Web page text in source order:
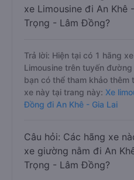
xe Limousine đi An Khê
Trọng - Lâm Đồng?
Trả lời: Hiện tại có 1 hãng
Limousine trên tuyến
bạn có thể tham khảo
xe này tại trang này: Xe
Đồng đi An Khê - Gia Lai
Câu hỏi: Các hãng xe
xe giường nằm đi An
Trọng - Lâm Đồng?